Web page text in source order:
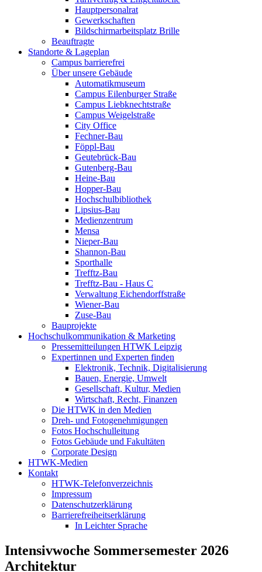
Hauptpersonalrat
Gewerkschaften
Bildschirmarbeitsplatz Brille
Beauftragte
Standorte & Lageplan
Campus barrierefrei
Über unsere Gebäude
Automatikmuseum
Campus Eilenburger Straße
Campus Liebknechtstraße
Campus Weigelstraße
City Office
Fechner-Bau
Föppl-Bau
Geutebrück-Bau
Gutenberg-Bau
Heine-Bau
Hopper-Bau
Hochschulbibliothek
Lipsius-Bau
Medienzentrum
Mensa
Nieper-Bau
Shannon-Bau
Sporthalle
Trefftz-Bau
Trefftz-Bau - Haus C
Verwaltung Eichendorffstraße
Wiener-Bau
Zuse-Bau
Bauprojekte
Hochschulkommunikation & Marketing
Pressemitteilungen HTWK Leipzig
Expertinnen und Experten finden
Elektronik, Technik, Digitalisierung
Bauen, Energie, Umwelt
Gesellschaft, Kultur, Medien
Wirtschaft, Recht, Finanzen
Die HTWK in den Medien
Dreh- und Fotogenehmigungen
Fotos Hochschulleitung
Fotos Gebäude und Fakultäten
Corporate Design
HTWK-Medien
Kontakt
HTWK-Telefonverzeichnis
Impressum
Datenschutzerklärung
Barrierefreiheitserklärung
In Leichter Sprache
Intensivwoche Sommersemester 2026
Architektur